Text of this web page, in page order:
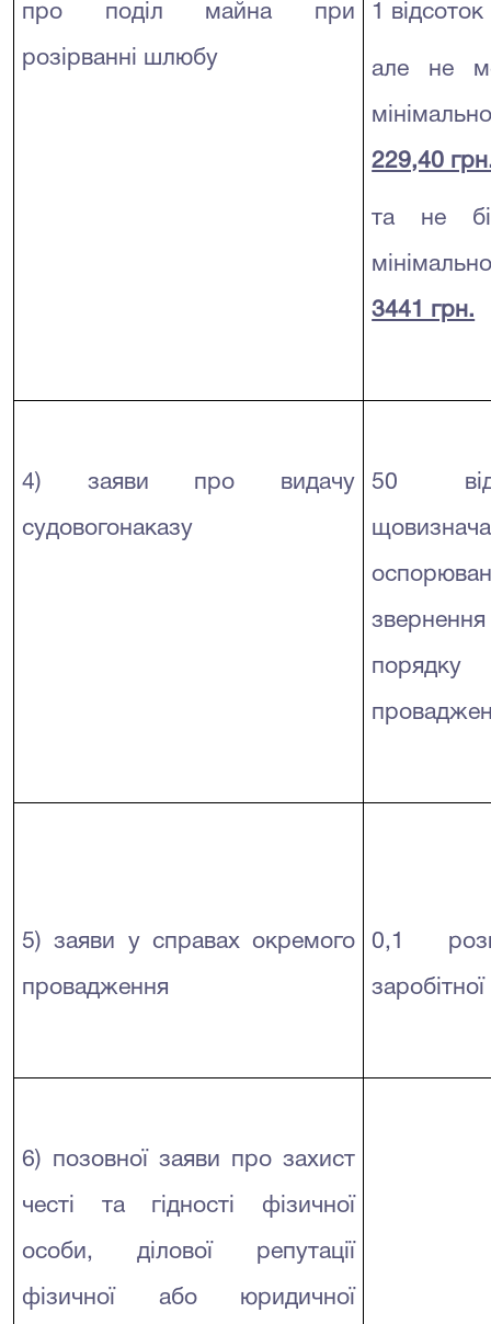
про поділ майна при
розірванні шлюбу
1
але не
229,40
та не
3441 грн.
4) заяви про видачу
судовогонаказу
50
5) заяви у справах окремого
провадження
0,1
6) позовної заяви про захист
честі та гідності фізичної
особи, ділової репутації
фізичної або юридичної